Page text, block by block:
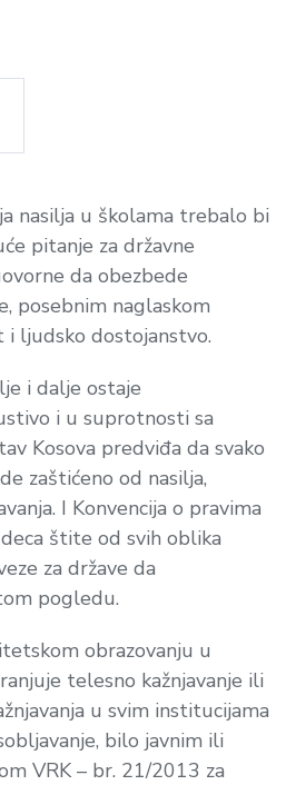
nasilja u školama trebalo bi
pitanje za državne
da obezbede
posebnim naglaskom
ljudsko dostojanstvo.
i dalje ostaje
i u suprotnosti sa
Kosova predviđa da svako
zaštićeno od nasilja,
I Konvencija o pravima
štite od svih oblika
za države da
pogledu.
obrazovanju u
telesno kažnjavanje ili
u svim institucijama
bilo javnim ili
VRK – br. 21/2013 za